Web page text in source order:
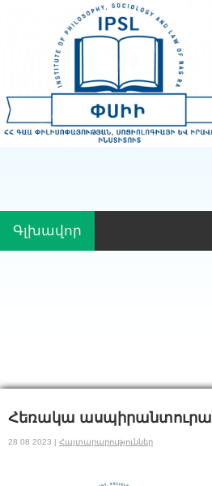
Գլխավոր
Հեռակա ասպիրանտուրա
28 08 2023 | Հայտարարություններ